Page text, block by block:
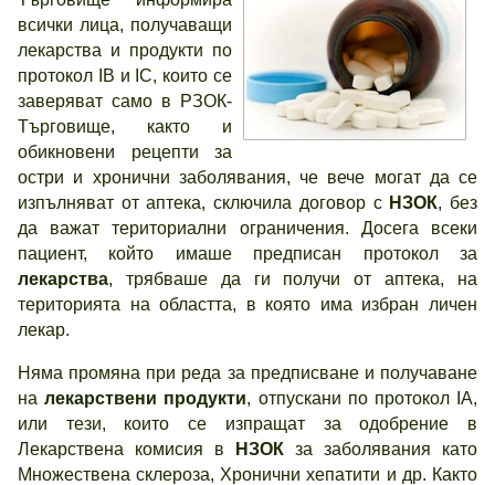
всички лица, получаващи
лекарства и продукти по
протокол ІВ и ІС, които се
заверяват само в РЗОК-
Търговище, както и
обикновени рецепти за
остри и хронични заболявания, че вече могат да се
изпълняват от аптека, сключила договор с НЗОК, без
да важат териториални ограничения. Досега всеки
пациент, който имаше предписан протокол за
лекарства, трябваше да ги получи от аптека, на
територията на областта, в която има избран личен
лекар.
Няма промяна при реда за предписване и получаване
налекарствени продукти, отпускани по протокол ІА,
или тези, които се изпращат за одобрение в
Лекарствена комисия в
НЗОК за заболявания като
Множествена склероза, Хронични хепатити и др. Както